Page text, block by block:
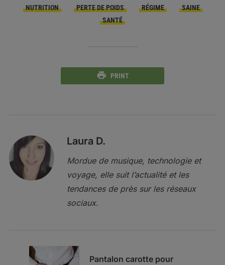
NUTRITION
PERTE DE POIDS RÉGIME
SAINE
SANTÉ
PRINT
Laura D.
Mordue de musique, technologie et
voyage, elle suit l’actualité et les
tendances de près sur les réseaux
sociaux.
Pantalon carotte pour